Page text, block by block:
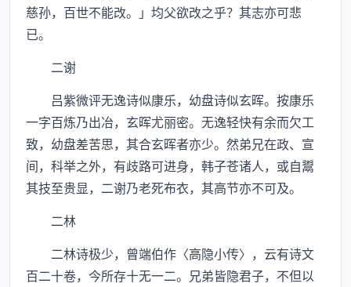
慈孙，百世不能改。」均父欲改之乎？其志亦可悲
已。
二谢
吕紫微评无逸诗似康乐，幼盘诗似玄晖。按康乐
一字百炼乃出冶，玄晖尤丽密。无逸轻快有余而欠工
致，幼盘差苦思，其合玄晖者亦少。然弟兄在政、宣
间，科举之外，有歧路可进身，韩子苍诸人，或自鬻
其技至贵显，二谢乃老死布衣，其高节亦不可及。
二林
二林诗极少，曾端伯作〈高隐小传〉，云有诗文
百二十卷，今所存十无一二。兄弟皆隐君子，不但以